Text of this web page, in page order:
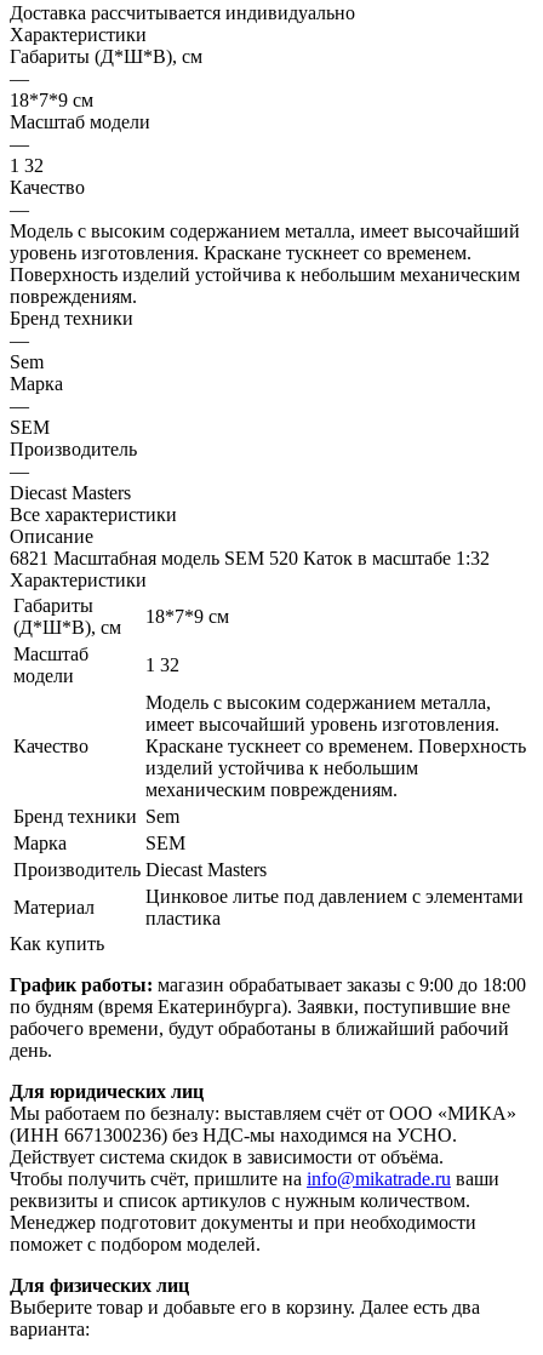
Доставка рассчитывается индивидуально
Характеристики
Габариты (Д*Ш*В), см
—
18*7*9 см
Масштаб модели
—
1 32
Качество
—
Модель с высоким содержанием металла, имеет высочайший
уровень изготовления. Краскане тускнеет со временем.
Поверхность изделий устойчива к небольшим механическим
повреждениям.
Бренд техники
—
Sem
Марка
—
SEM
Производитель
—
Diecast Masters
Все характеристики
Описание
6821 Масштабная модель SEM 520 Каток в масштабе 1:32
Характеристики
Габариты
(Д*Ш*В), см
18*7*9 см
Масштаб
модели
1 32
Качество
Модель с высоким содержанием металла,
имеет высочайший уровень изготовления.
Краскане тускнеет со временем. Поверхность
изделий устойчива к небольшим
механическим повреждениям.
Бренд техники Sem
Марка
SEM
Производитель Diecast Masters
Материал
Цинковое литье под давлением с элементами
пластика
Как купить
График работы: магазин обрабатывает заказы с 9:00 до 18:00
по будням (время Екатеринбурга). Заявки, поступившие вне
рабочего времени, будут обработаны в ближайший рабочий
день.
Для юридических лиц
Мы работаем по безналу: выставляем счёт от ООО «МИКА»
(ИНН 6671300236) без НДС-мы находимся на УСНО.
Действует система скидок в зависимости от объёма.
Чтобы получить счёт, пришлите на info@mikatrade.ru ваши
реквизиты и список артикулов с нужным количеством.
Менеджер подготовит документы и при необходимости
поможет с подбором моделей.
Для физических лиц
Выберите товар и добавьте его в корзину. Далее есть два
варианта: